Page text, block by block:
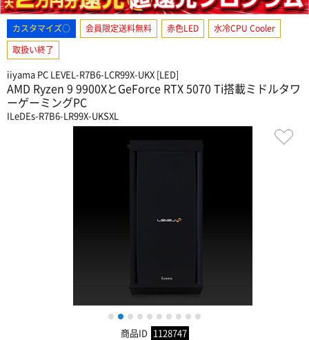
カスタマイズ○ 会員限定送料無料 赤色LED
水冷CPU Cooler
取扱い終了
iiyama PC LEVEL-R7B6-LCR99X-UKX [LED]
AMD Ryzen 9 9900XとGeForce RTX 5070 Ti搭載ミドルタワ
ーゲーミングPC
ILeDEs-R7B6-LR99X-UKSXL
1 2 3 4 5 6 7 8 9
商品ID 1128747